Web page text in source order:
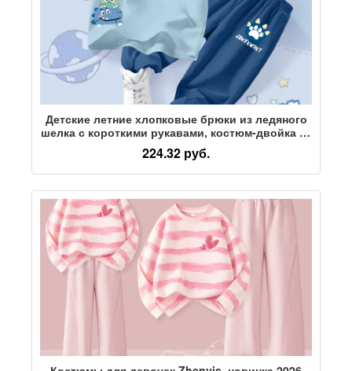
Детские летние хлопковые брюки из ледяного
шелка с короткими рукавами, костюм-двойка из
двух предметов, новая красивая футболка для
мальчиков, детская одежда с героями
мультфильмов
224.32 руб.